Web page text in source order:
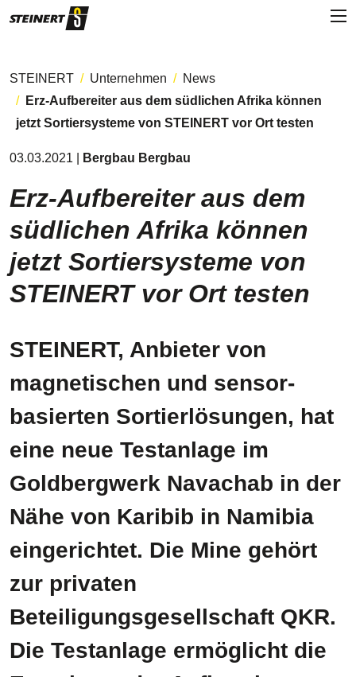
STEINERT Unternehmen
News
Erz-Aufbereiter aus dem südlichen Afrika können
jetzt Sortiersysteme von STEINERT vor Ort testen
03.03.2021 | Bergbau Bergbau
Erz-Aufbereiter aus dem
südlichen Afrika können
jetzt Sortiersysteme von
STEINERT vor Ort testen
STEINERT, Anbieter von
magnetischen und sensor-
basierten Sortierlösungen, hat
eine neue Testanlage im
Goldbergwerk Navachab in der
Nähe von Karibib in Namibia
eingerichtet. Die Mine gehört
zur privaten
Beteiligungsgesellschaft QKR.
Die Testanlage ermöglicht die